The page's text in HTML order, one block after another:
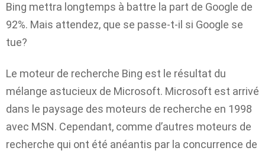
Bing mettra longtemps à battre la part de Google de
92%. Mais attendez, que se passe-t-il si Google se
tue?
Le moteur de recherche Bing est le résultat du
mélange astucieux de Microsoft. Microsoft est arrivé
dans le paysage des moteurs de recherche en 1998
avec MSN. Cependant, comme d’autres moteurs de
recherche qui ont été anéantis par la concurrence de